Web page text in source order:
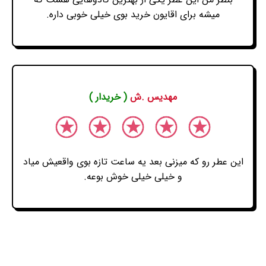
میشه برای اقایون خرید بوی خیلی خوبی داره.
مهدیس .ش ( خریدار )
این عطر رو که میزنی بعد یه ساعت تازه بوی واقعیش میاد
و خیلی خیلی خوش بوعه.